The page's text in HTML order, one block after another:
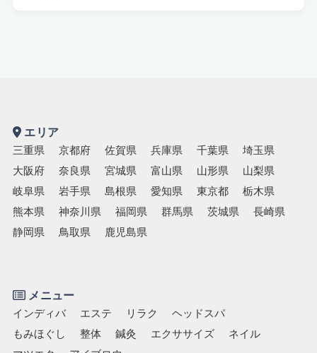
悩み検索
お子様同伴可 男性可 駐車場あり
アメニティまたはコスメ充実 出張可能 資格保持者
エリア
三重県 京都府 佐賀県 兵庫県 千葉県
埼玉県
大阪府
奈良県 宮城県 富山県 山形県
山梨県
岐阜県
岩手県 島根県 愛知県 東京都
栃木県
熊本県
神奈川県 福岡県 群馬県 茨城県
長崎県
静岡県
鳥取県 鹿児島県
メニュー
インディバ エステ リラク
ヘッドスパ
もみほぐし
整体 鍼灸 エクササイズ
ネイル